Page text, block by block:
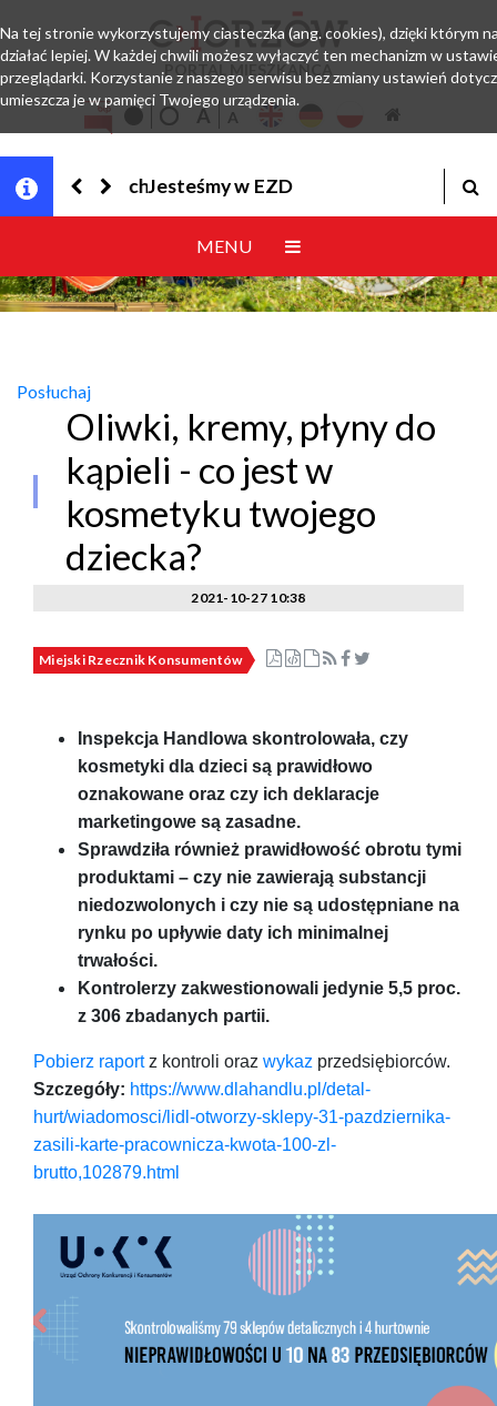
PORTAL MIESZKAŃCA
Jesteśmy w EZD
MENU
Posłuchaj
Oliwki, kremy, płyny do
kąpieli - co jest w
kosmetyku twojego
dziecka?
2021-10-27 10:38
Miejski Rzecznik Konsumentów
Inspekcja Handlowa skontrolowała, czy
kosmetyki dla dzieci są prawidłowo
oznakowane oraz czy ich deklaracje
marketingowe są zasadne.
Sprawdziła również prawidłowość obrotu tymi
produktami – czy nie zawierają substancji
niedozwolonych i czy nie są udostępniane na
rynku po upływie daty ich minimalnej
trwałości.
Kontrolerzy zakwestionowali jedynie 5,5 proc.
z 306 zbadanych partii.
Pobierz raportz kontroli oraz wykaz przedsiębiorców.
Szczegóły: https://www.dlahandlu.pl/detal-
hurt/wiadomosci/lidl-otworzy-sklepy-31-pazdziernika-
zasili-karte-pracownicza-kwota-100-zl-
brutto,102879.html
Na tej stronie wykorzystujemy ciasteczka (ang. cookies), dzięki którym
działać lepiej. W każdej chwili możesz wyłączyć ten mechanizm w
przeglądarki. Korzystanie z naszego serwisu bez zmiany ustawień
umieszcza je w pamięci Twojego urządzenia.